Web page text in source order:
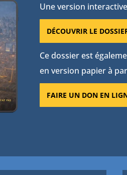
Une version
DÉCOUVRIR LE
Ce dossier est
en version papier à
FAIRE UN DON EN